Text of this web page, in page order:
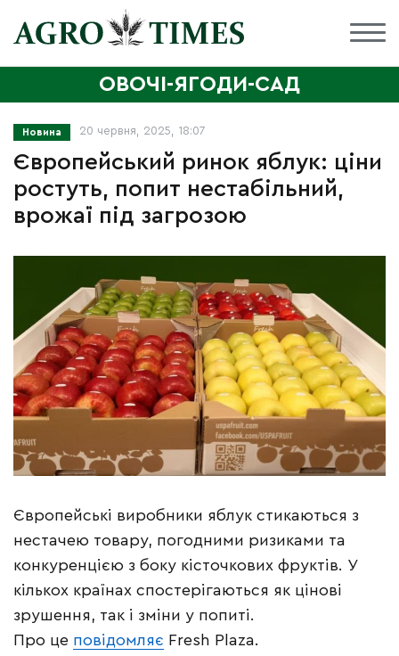
ОВОЧІ-ЯГОДИ-САД
Новина 20 червня, 2025, 18:07
Європейський ринок яблук: ціни
ростуть, попит нестабільний,
врожаї під загрозою
Європейські виробники яблук стикаються з
нестачею товару, погодними ризиками та
конкуренцією з боку кісточкових фруктів. У
кількох країнах спостерігаються як цінові
зрушення, так і зміни у попиті.
Про це повідомляє Fresh Plaza.